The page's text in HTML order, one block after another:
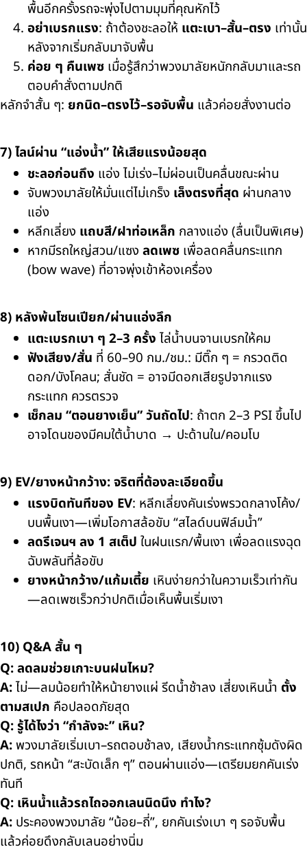
พื้นอีกครั้งรถจะพุ่งไปตามมุมที่คุณหักไว้
อย่าเบรกแรง: ถ้าต้องชะลอให้ แตะเบา–สั้น–ตรง เท่านั้น
หลังจากเริ่มกลับมาจับพื้น
ค่อย ๆ คืนเพซ เมื่อรู้สึกว่าพวงมาลัยหนักกลับมาและรถ
ตอบคำสั่งตามปกติ
หลักจำสั้น ๆ: ยกนิด–ตรงไว้–รอจับพื้น แล้วค่อยสั่งงานต่อ
7) ไลน์ผ่าน “แอ่งน้ำ” ให้เสียแรงน้อยสุด
ชะลอก่อนถึง แอ่ง ไม่เร่ง–ไม่ผ่อนเป็นคลื่นขณะผ่าน
จับพวงมาลัยให้มั่นแต่ไม่เกร็ง เล็งตรงที่สุด ผ่านกลาง
แอ่ง
หลีกเลี่ยง แถบสี/ฝาท่อเหล็ก กลางแอ่ง (ลื่นเป็นพิเศษ)
หากมีรถใหญ่สวน/แซง ลดเพซ เพื่อลดคลื่นกระแทก
(bow wave) ที่อาจพุ่งเข้าห้องเครื่อง
8) หลังพ้นโซนเปียก/ผ่านแอ่งลึก
แตะเบรกเบา ๆ 2–3 ครั้ง ไล่น้ำบนจานเบรกให้คม
ฟังเสียง/สั่น ที่ 60–90 กม./ชม.: มีติ๊ก ๆ = กรวดติด
ดอก/บังโคลน; สั่นชัด = อาจมีดอกเสียรูปจากแรง
กระแทก ควรตรวจ
เช็กลม “ตอนยางเย็น” วันถัดไป: ถ้าตก 2–3 PSI ขึ้นไป
อาจโดนของมีคมใต้น้ำบาด → ปะด้านใน/คอมโบ
9) EV/ยางหน้ากว้าง: จริตที่ต้องละเอียดขึ้น
แรงบิดทันทีของ EV: หลีกเลี่ยงคันเร่งพรวดกลางโค้ง/
บนพื้นเงา—เพิ่มโอกาสล้อขับ “สไลด์บนฟิล์มน้ำ”
ลดรีเจนฯ ลง 1 สเต็ป ในฝนแรก/พื้นเงา เพื่อลดแรงฉุด
ฉับพลันที่ล้อขับ
ยางหน้ากว้าง/แก้มเตี้ย เหินง่ายกว่าในความเร็วเท่ากัน
—ลดเพซเร็วกว่าปกติเมื่อเห็นพื้นเริ่มเงา
10) Q&A สั้น ๆ
Q: ลดลมช่วยเกาะบนฝนไหม?
A:ไม่—ลมน้อยทำให้หน้ายางแผ่ รีดน้ำช้าลง เสี่ยงเหินน้ำ ตั้ง
ตามสเปก คือปลอดภัยสุด
Q: รู้ได้ไงว่า “กำลังจะ” เหิน?
A:พวงมาลัยเริ่มเบา–รถตอบช้าลง, เสียงน้ำกระแทกซุ้มดังผิด
ปกติ, รถหน้า “สะบัดเล็ก ๆ” ตอนผ่านแอ่ง—เตรียมยกคันเร่ง
ทันที
Q: เหินน้ำแล้วรถไถออกเลนนิดนึง ทำไง?
A: ประคองพวงมาลัย “น้อย–ถี่”, ยกคันเร่งเบา ๆ รอจับพื้น
แล้วค่อยดึงกลับเลนอย่างนิ่ม